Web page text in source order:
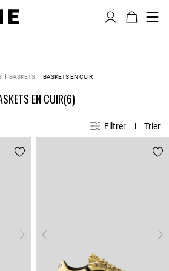
BASKETS BASKETS EN CUIR
EN CUIR(6)
Filtrer Trier